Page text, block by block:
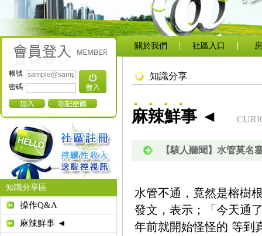
帳號
密碼
知識分享區
操作Q&A
麻辣鮮事 ◄
關於我們 社區入口
知識分享
麻辣鮮事 ◄
【駭人聽聞】水管莫
水管不通，竟然是榕樹
發文，表示；「今天通
年前就開始怪怪的 等到